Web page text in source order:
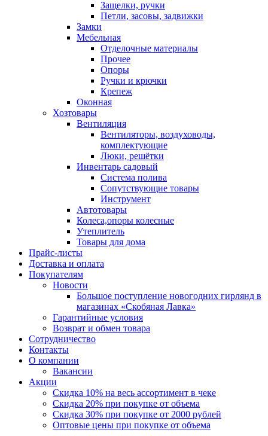
Защелки, ручки
Петли, засовы, задвижки
Замки
Мебельная
Отделочные материалы
Прочее
Опоры
Ручки и крючки
Крепеж
Оконная
Хозтовары
Вентиляция
Вентиляторы, воздуховоды,
комплектующие
Люки, решётки
Инвентарь садовый
Система полива
Сопутствующие товары
Инструмент
Автотовары
Колеса,опоры колесные
Утеплитель
Товары для дома
Прайс-листы
Доставка и оплата
Покупателям
Новости
Большое поступление новогодних гирлянд в
магазинах «Скобяная Лавка»
Гарантийные условия
Возврат и обмен товара
Сотрудничество
Контакты
О компании
Вакансии
Акции
Скидка 10% на весь ассортимент в чеке
Скидка 20% при покупке от объема
Скидка 30% при покупке от 2000 рублей
Оптовые цены при покупке от объема